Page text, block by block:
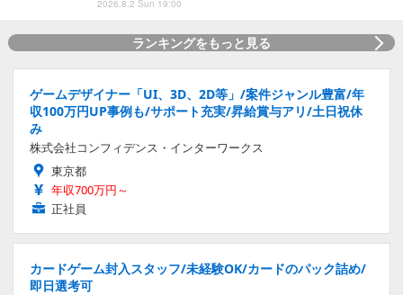
2026.8.2 Sun 19:00
ランキングをもっと見る
ゲームデザイナー「UI、3D、2D等」/案件ジャンル豊富/年
収100万円UP事例も/サポート充実/昇給賞与アリ/土日祝休
み
株式会社コンフィデンス・インターワークス
東京都
年収700万円～
正社員
カードゲーム封入スタッフ/未経験OK/カードのパック詰め/
即日選考可